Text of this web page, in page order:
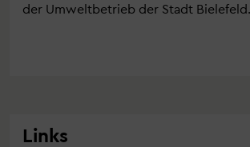
der Umweltbetrieb der Stadt Bielefeld.
Links